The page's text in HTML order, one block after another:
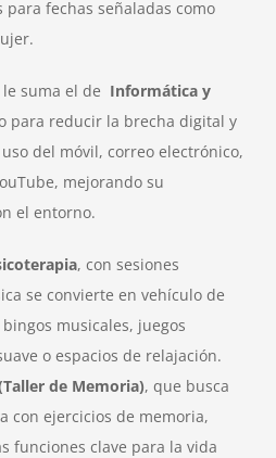
fechas señaladas como
suma el de Informática y
para reducir la brecha digital y
del móvil, correo electrónico,
mejorando su
el entorno.
, con sesiones
se convierte en vehículo de
musicales, juegos
o espacios de relajación.
de Memoria), que busca
con ejercicios de memoria,
funciones clave para la vida